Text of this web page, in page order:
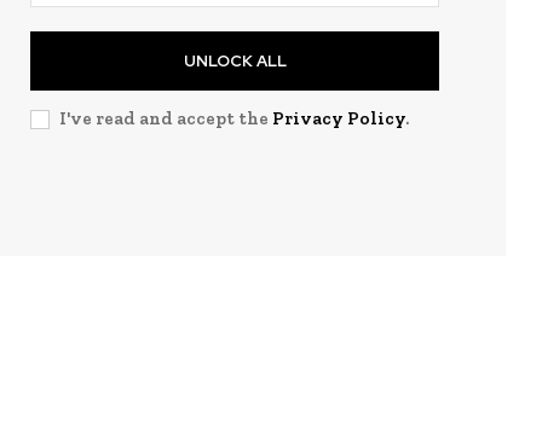
UNLOCK ALL
I've read and accept the Privacy Policy.